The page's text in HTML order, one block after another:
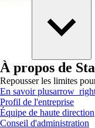
À propos de
Repousser les limites
En savoir plus
Profil de l'entreprise
Équipe de haute direction
Conseil d'administration